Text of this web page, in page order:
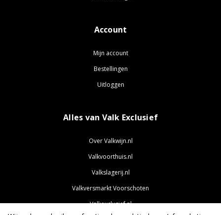
Account
Mijn account
Bestellingen
Uitloggen
Alles van Valk Exclusief
Over Valkwijn.nl
Valkvoorthuis.nl
Valkslagerij.nl
Valkversmarkt Voorschoten
Valkexclusief.nl